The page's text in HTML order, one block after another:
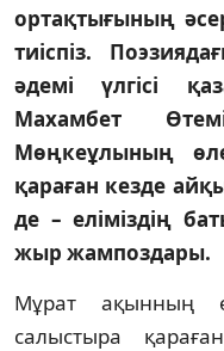
ортақтығының
тиіспіз.
әдемі үлгісі
Махамбет
Мөңкеұлының
қараған кезде
де – еліміздің
жыр жампоздары.
Мұрат ақынның
салыстыра